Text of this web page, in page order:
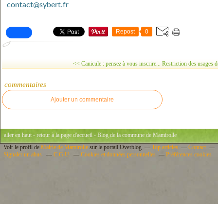
contact@sybert.fr
Repost 0
<< Canicule : pensez à vous inscrire... Restriction des usages
commentaires
Ajouter un commentaire
aller en haut- retour à la page d'accueil - Blog de la commune de Mamirolle
Voir le profil de Mairie de Mamirolle sur le portail Overblog Top articles
Contact
Signaler un abus
C.G.U. Cookies et données personnelles Préférences cookies